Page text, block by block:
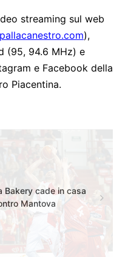
streaming sul web
),
(95, 94.6 MHz) e
e Facebook della
Piacentina.
Bakery cade in casa
Mantova